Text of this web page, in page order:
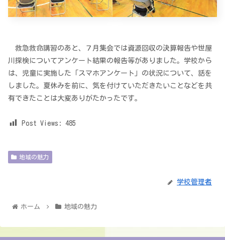
救急救命講習のあと、７月集会では資源回収の決算報告や世屋
川探検についてアンケート結果の報告等がありました。学校から
は、児童に実施した「スマホアンケート」の状況について、話を
しました。夏休みを前に、気を付けていただきたいことなどを共
有できたことは大変ありがたかったです。
Post Views: 485
地域の魅力
学校管理者
ホーム 地域の魅力